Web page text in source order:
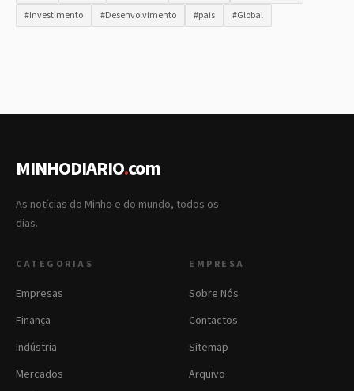
#Investimento
#Desenvolvimento #pais #Global
MINHODIARIO.com
As notícias do Minho e do mundo, todos os
dias.
CATEGORIAS
Empresas
Finança
Indústria
Mercados
EMPRESA
Sobre Nós
Contactos
Sitemap
Arquivo